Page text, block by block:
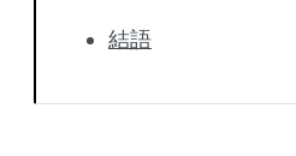
結語